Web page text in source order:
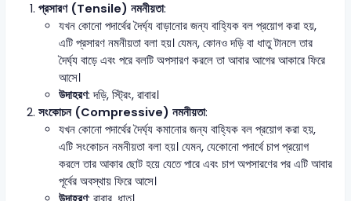
প্রসারণ (Tensile) নমনীয়তা:
যখন কোনো পদার্থের দৈর্ঘ্য বাড়ানোর জন্য বাহ্যিক বল প্রয়োগ করা হয়,
এটি প্রসারণ নমনীয়তা বলা হয়। যেমন, কোনও দড়ি বা ধাতু টানলে তার
দৈর্ঘ্য বাড়ে এবং পরে বলটি অপসারণ করলে তা আবার আগের আকারে ফিরে
আসে।
উদাহরণ: দড়ি, স্ট্রিং, রাবার।
সংকোচন (Compressive) নমনীয়তা:
যখন কোনো পদার্থের দৈর্ঘ্য কমানোর জন্য বাহ্যিক বল প্রয়োগ করা হয়,
এটি সংকোচন নমনীয়তা বলা হয়। যেমন, যেকোনো পদার্থে চাপ প্রয়োগ
করলে তার আকার ছোট হয়ে যেতে পারে এবং চাপ অপসারণের পর এটি আবার
পূর্বের অবস্থায় ফিরে আসে।